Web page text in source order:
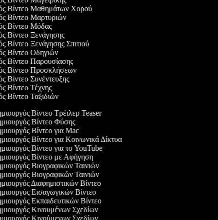
Βίντεο Μαθημάτων Χορού
Βίντεο Μαρτυριών
Βίντεο Μόδας
Βίντεο Ξενάγησης
Βίντεο Ξενάγησης Σπιτιού
Βίντεο Οδηγιών
Βίντεο Παρουσίασης
Βίντεο Προσκλήσεων
Βίντεο Συνέντευξης
Βίντεο Τέχνης
Βίντεο Ταξιδιών
Βίντεο Τρέιλερ Teaser
Βίντεο Φύσης
Βίντεο για Mac
Βίντεο για Κοινωνικά Δίκτυα
Βίντεο για το YouTube
Βίντεο με Αφήγηση
Βιογραφικών Ταινιών
Βιογραφικών Ταινιών
Διαφημιστικών Βίντεο
Εισαγωγικών Βίντεο
Εκπαιδευτικών Βίντεο
Κινουμένων Σχεδίων